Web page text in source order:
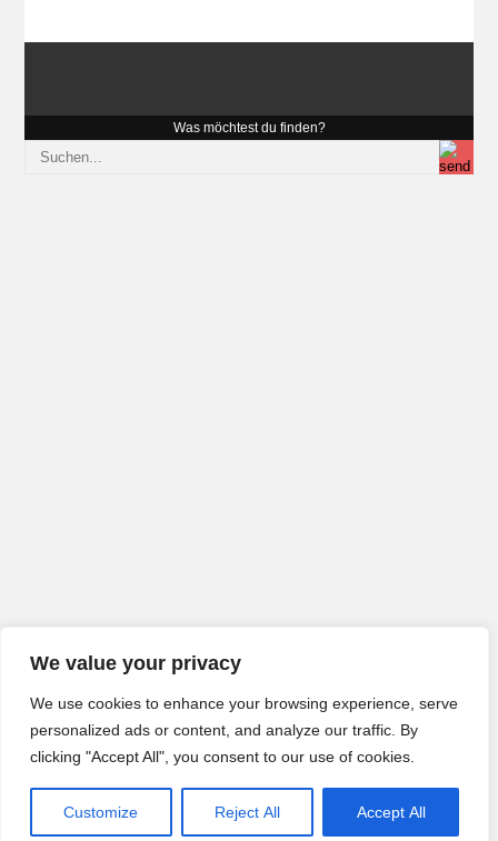
We value your privacy
We use cookies to enhance your browsing experience, serve
personalized ads or content, and analyze our traffic. By
clicking "Accept All", you consent to our use of cookies.
Customize Reject All Accept All
Was möchtest du finden?